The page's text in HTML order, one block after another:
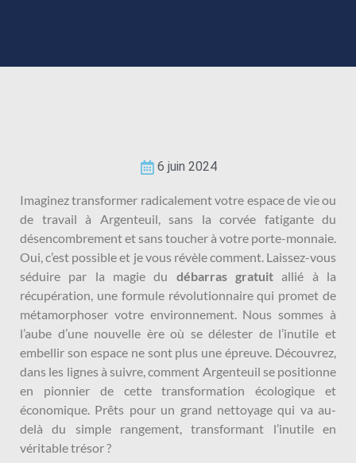
6 juin 2024
Imaginez transformer radicalement votre espace de vie ou
de travail à Argenteuil, sans la corvée fatigante du
désencombrement et sans toucher à votre porte-monnaie.
Oui, c’est possible et je vous révèle comment. Laissez-vous
séduire par la magie du débarras gratuit allié à la
récupération, une formule révolutionnaire qui promet de
métamorphoser votre environnement. Nous sommes à
l’aube d’une nouvelle ère où se délester de l’inutile et
embellir son espace ne sont plus une épreuve. Découvrez,
dans les lignes à suivre, comment Argenteuil se positionne
en pionnier de cette transformation écologique et
économique. Prêts pour un grand nettoyage qui va au-
delà du simple rangement, transformant l’inutile en
véritable trésor ?